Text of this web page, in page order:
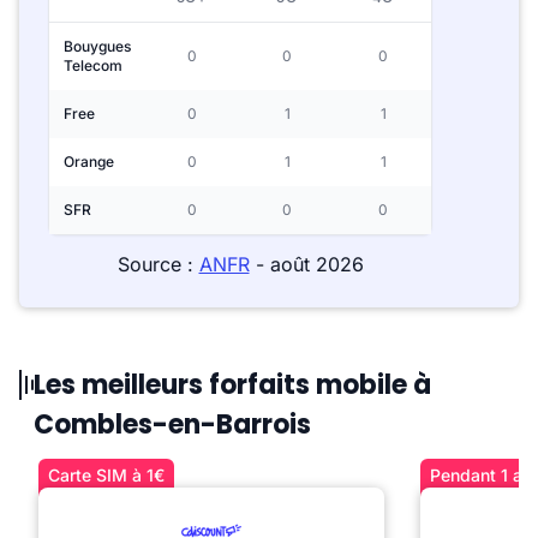
Bouygues
Telecom
0 0 0
Free 0 1 1
Orange 0 1 1
SFR 0 0 0
Source : ANFR- août 2026
Les meilleurs forfaits mobile à
Combles-en-Barrois
Carte SIM à 1€ Pendant 1